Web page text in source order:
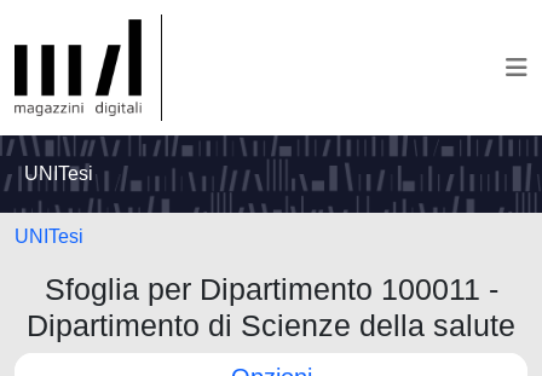
UNITesi
UNITesi
Sfoglia per Dipartimento 100011 -
Dipartimento di Scienze della salute